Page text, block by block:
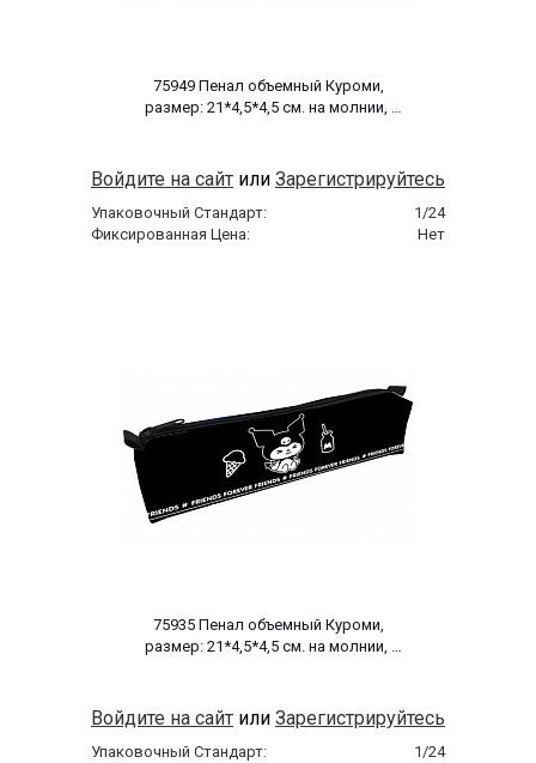
75949 Пенал объемный Куроми,
размер: 21*4,5*4,5 см. на молнии,
Войдите на сайт или Зарегистрируйтесь
Упаковочный Стандарт:
1/24
Фиксированная Цена:
Нет
75935 Пенал объемный Куроми,
размер: 21*4,5*4,5 см. на молнии,
Войдите на сайт или Зарегистрируйтесь
Упаковочный Стандарт:
1/24